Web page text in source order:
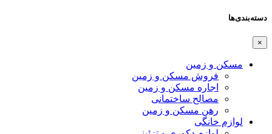
دسته‌بندی‌ها
×
مسکن و زمین
فروش مسکن و زمین
اجاره مسکن و زمین
مصالح ساختمانی
رهن مسکن و زمین
لوازم خانگی